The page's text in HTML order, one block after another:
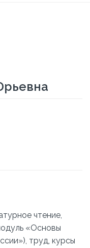
чтение,
«Основы
труд, курсы